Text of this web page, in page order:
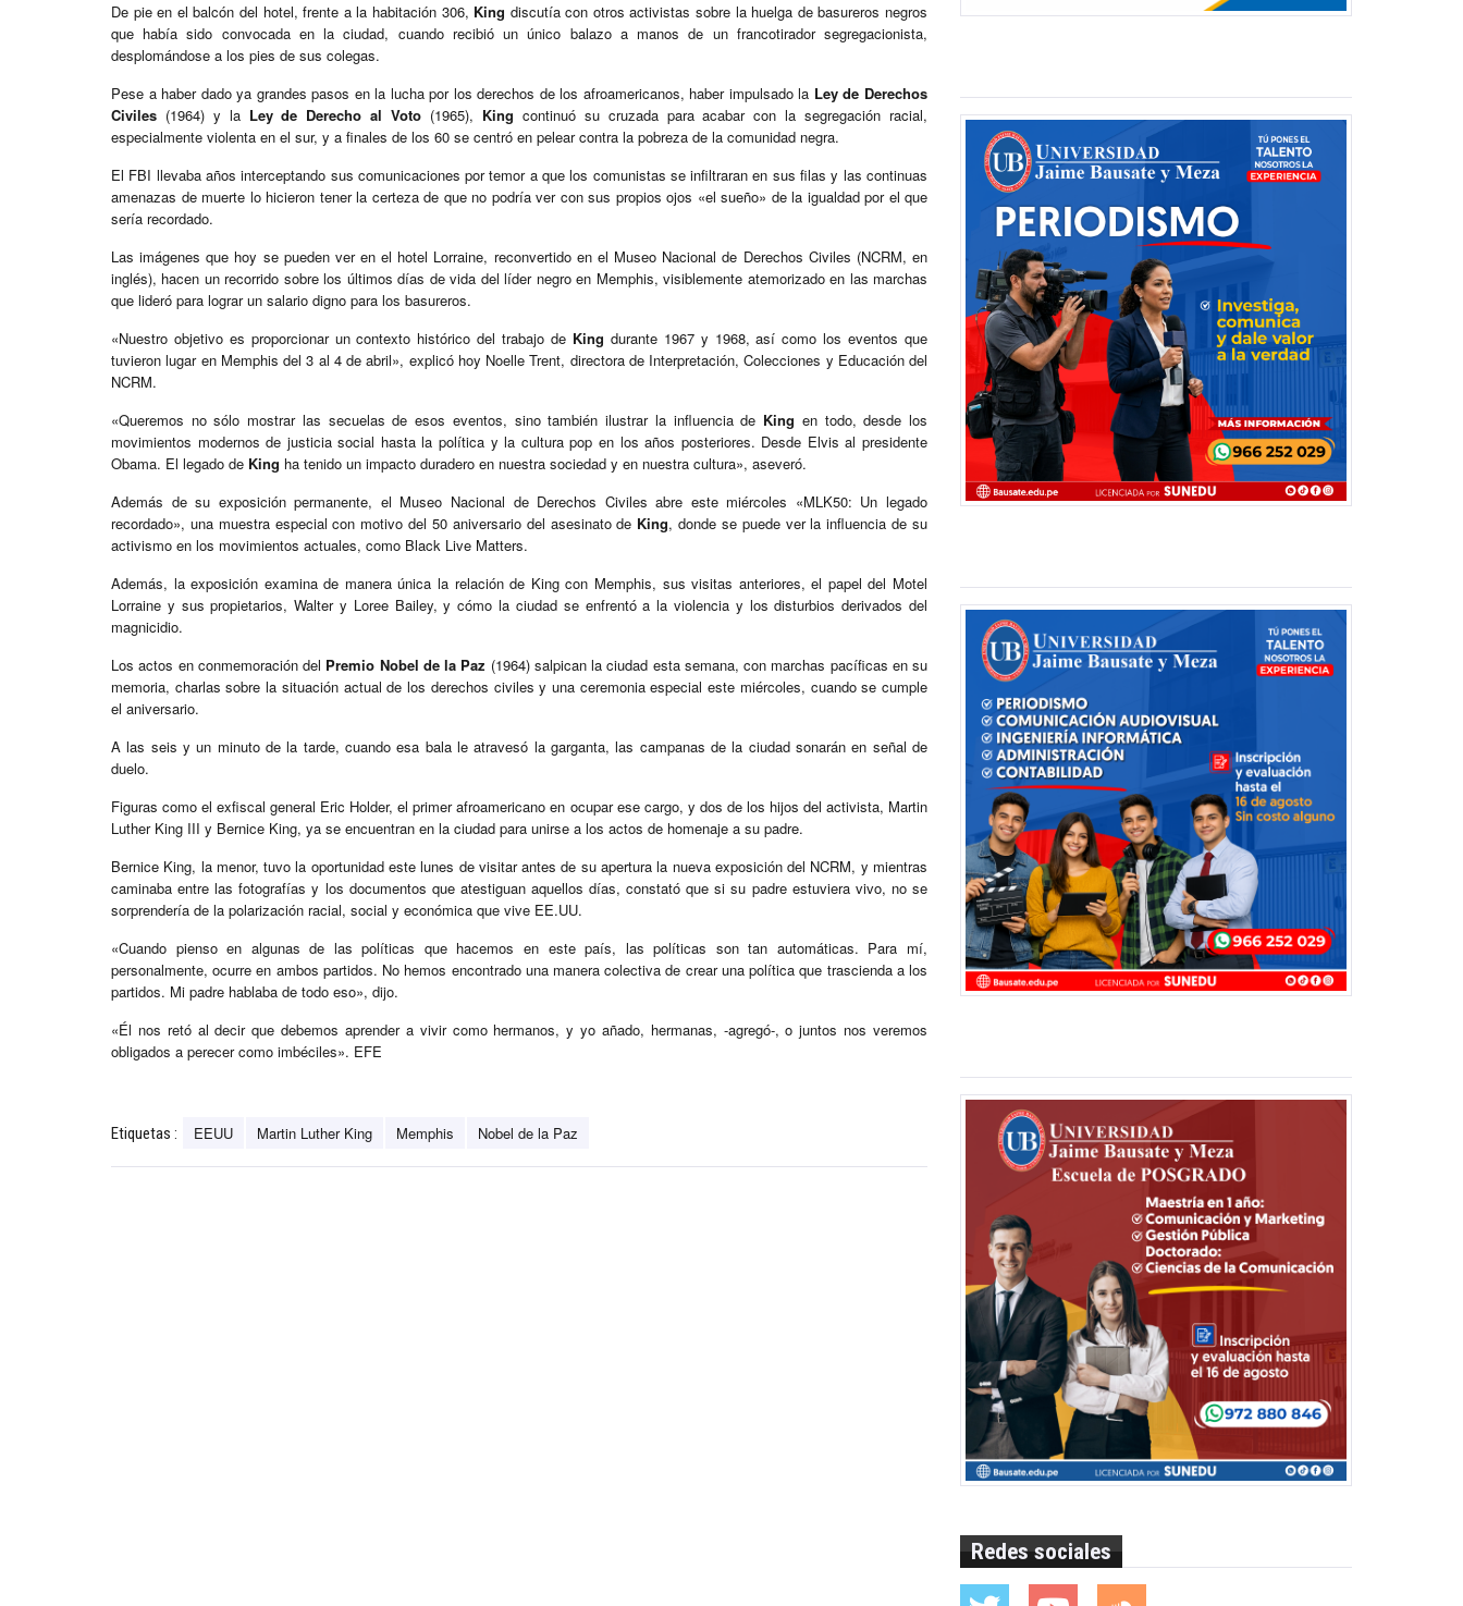
De pie en el balcón del hotel, frente a la habitación 306, King discutía con otros activistas sobre la huelga de basureros negros
que había sido convocada en la ciudad, cuando recibió un único balazo a manos de un francotirador segregacionista,
desplomándose a los pies de sus colegas.
Pese a haber dado ya grandes pasos en la lucha por los derechos de los afroamericanos, haber impulsado la Ley de Derechos
Civiles (1964) y la Ley de Derecho al Voto (1965), King continuó su cruzada para acabar con la segregación racial,
especialmente violenta en el sur, y a finales de los 60 se centró en pelear contra la pobreza de la comunidad negra.
El FBI llevaba años interceptando sus comunicaciones por temor a que los comunistas se infiltraran en sus filas y las continuas
amenazas de muerte lo hicieron tener la certeza de que no podría ver con sus propios ojos «el sueño» de la igualdad por el que
sería recordado.
Las imágenes que hoy se pueden ver en el hotel Lorraine, reconvertido en el Museo Nacional de Derechos Civiles (NCRM, en
inglés), hacen un recorrido sobre los últimos días de vida del líder negro en Memphis, visiblemente atemorizado en las marchas
que lideró para lograr un salario digno para los basureros.
«Nuestro objetivo es proporcionar un contexto histórico del trabajo de King durante 1967 y 1968, así como los eventos que
tuvieron lugar en Memphis del 3 al 4 de abril», explicó hoy Noelle Trent, directora de Interpretación, Colecciones y Educación del
NCRM.
«Queremos no sólo mostrar las secuelas de esos eventos, sino también ilustrar la influencia de King en todo, desde los
movimientos modernos de justicia social hasta la política y la cultura pop en los años posteriores. Desde Elvis al presidente
Obama. El legado de King ha tenido un impacto duradero en nuestra sociedad y en nuestra cultura», aseveró.
Además de su exposición permanente, el Museo Nacional de Derechos Civiles abre este miércoles «MLK50: Un legado
recordado», una muestra especial con motivo del 50 aniversario del asesinato de King, donde se puede ver la influencia de su
activismo en los movimientos actuales, como Black Live Matters.
Además, la exposición examina de manera única la relación de King con Memphis, sus visitas anteriores, el papel del Motel
Lorraine y sus propietarios, Walter y Loree Bailey, y cómo la ciudad se enfrentó a la violencia y los disturbios derivados del
magnicidio.
Los actos en conmemoración del Premio Nobel de la Paz (1964) salpican la ciudad esta semana, con marchas pacíficas en su
memoria, charlas sobre la situación actual de los derechos civiles y una ceremonia especial este miércoles, cuando se cumple
el aniversario.
A las seis y un minuto de la tarde, cuando esa bala le atravesó la garganta, las campanas de la ciudad sonarán en señal de
duelo.
Figuras como el exfiscal general Eric Holder, el primer afroamericano en ocupar ese cargo, y dos de los hijos del activista, Martin
Luther King III y Bernice King, ya se encuentran en la ciudad para unirse a los actos de homenaje a su padre.
Bernice King, la menor, tuvo la oportunidad este lunes de visitar antes de su apertura la nueva exposición del NCRM, y mientras
caminaba entre las fotografías y los documentos que atestiguan aquellos días, constató que si su padre estuviera vivo, no se
sorprendería de la polarización racial, social y económica que vive EE.UU.
«Cuando pienso en algunas de las políticas que hacemos en este país, las políticas son tan automáticas. Para mí,
personalmente, ocurre en ambos partidos. No hemos encontrado una manera colectiva de crear una política que trascienda a los
partidos. Mi padre hablaba de todo eso», dijo.
«Él nos retó al decir que debemos aprender a vivir como hermanos, y yo añado, hermanas, -agregó-, o juntos nos veremos
obligados a perecer como imbéciles». EFE
Etiquetas : EEUU Martin Luther King Memphis Nobel de la Paz
Redes sociales